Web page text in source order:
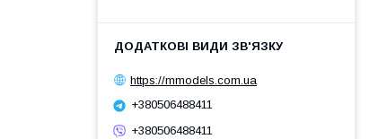
https://mmodels.com.ua
+380506488411
+380506488411